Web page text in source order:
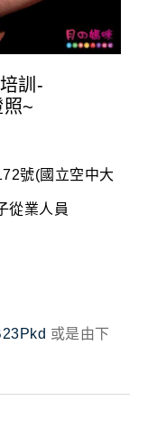
訓-
~
號(國立空中大
從業人員
或是由下